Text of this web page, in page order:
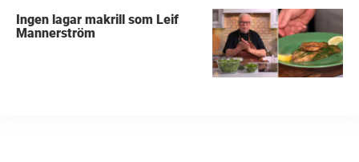
Ingen lagar makrill som Leif
Mannerström